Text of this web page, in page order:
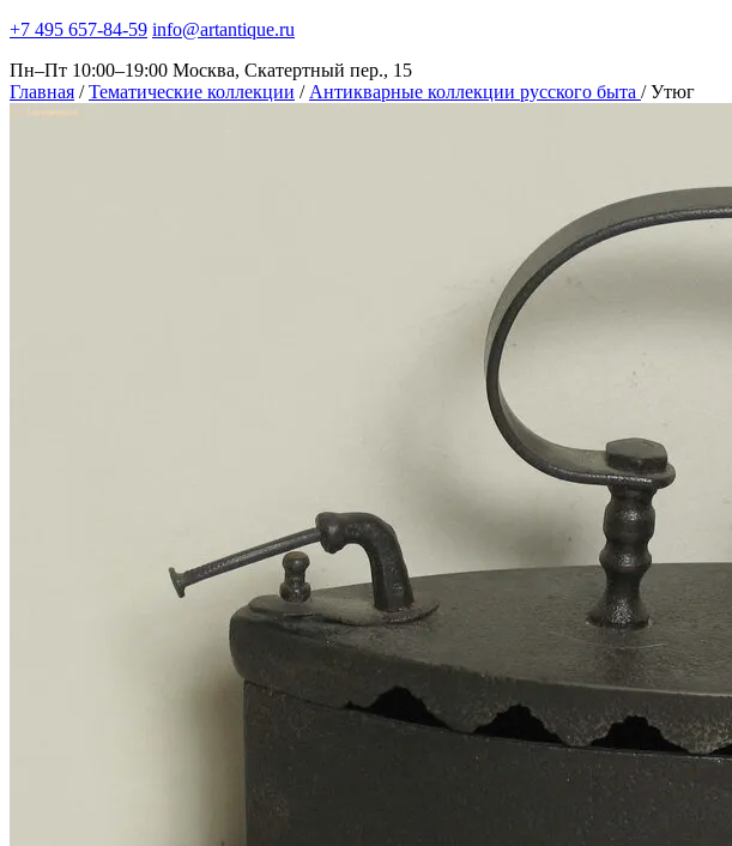
+7 495 657-84-59 info@artantique.ru
Пн–Пт 10:00–19:00 Москва, Скатертный пер., 15
Главная / Тематические коллекции / Антикварные коллекции русского быта / Утюг